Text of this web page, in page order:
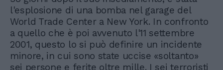
l'esplosione di una bomba nel garage del
World Trade Center a New York. In confronto
a quello che è poi avvenuto l'11 settembre
2001, questo lo si può definire un incidente
minore, in cui sono state uccise «soltanto»
sei persone e ferite oltre mille. I sei terroristi